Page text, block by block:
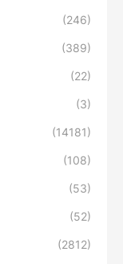
(246)
(389)
(22)
(3)
(14181)
(108)
(53)
(52)
(2812)